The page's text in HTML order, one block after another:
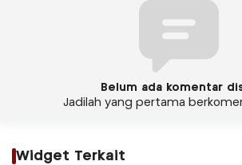
Belum ada komentar
Jadilah yang pertama
Widget Terkait